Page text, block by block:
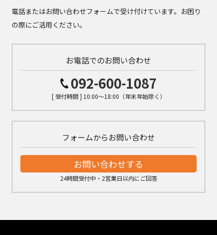
電話またはお問い合わせフォームで受け付けています。お困り
の際にご活用ください。
お電話でのお問い合わせ
092-600-1087
[ 受付時間 ] 10:00～18:00（年末年始除く）
フォームからお問い合わせ
お問い合わせする
24時間受付中・2営業日以内にご回答